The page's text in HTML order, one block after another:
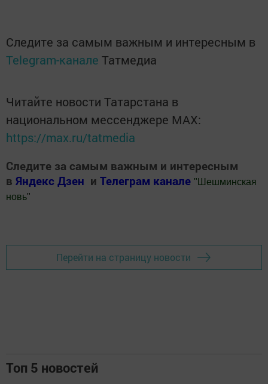
Следите за самым важным и интересным в
Telegram-канале Татмедиа
Читайте новости Татарстана в
национальном мессенджере MАХ:
https://max.ru/tatmedia
Следите за самым важным и интересным
в Яндекс Дзен и Телеграм канале " Шешминская
новь"
Перейти на страницу новости
Топ 5 новостей